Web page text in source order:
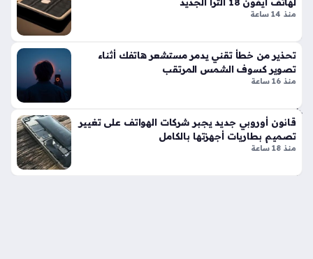
لل
شر
طة
منذ
سا
ن
الق
ض
منذ 14 ساعة
تحذير من خطأ تقني يدمر مستشعر هاتفك أثناء
تصوير كسوف الشمس المرتقب
منذ 16 ساعة
قانون أوروبي جديد يجبر شركات الهواتف على تغيير
تصميم بطاريات أجهزتها بالكامل
منذ 18 ساعة